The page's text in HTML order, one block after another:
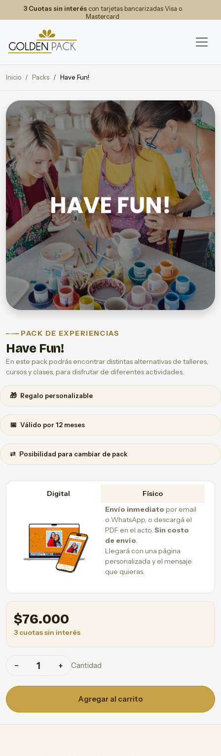
3 Cuotas sin interéscon tarjetas bancarizadas Visa o
Mastercard
Inicio Packs Have Fun!
PACK DE EXPERIENCIAS
Have Fun!
En este pack podrás encontrar distintas alternativas de talleres,
cursos y clases, para disfrutar de diferentes actividades.
🎁 Regalo personalizable
📅 Válido por 12 meses
⇄ Posibilidad para cambiar de pack
Digital
Físico
Envío inmediato por email
o WhatsApp, o descargá el
PDF en el acto. Sin costo
de envío.
Llegará con una página
personalizada y el mensaje
que quieras.
$76.000
3 cuotas sin interés
− + Cantidad
Agregar al carrito